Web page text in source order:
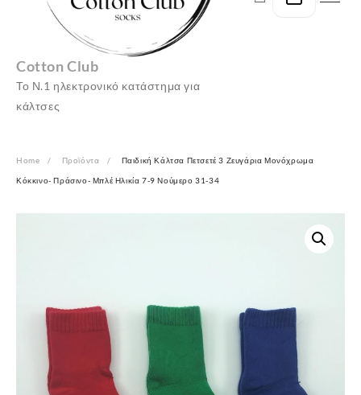
Cotton Club
Το Ν.1 ηλεκτρονικό κατάστημα για
κάλτσες
Home Προϊόντα Παιδική Κάλτσα Πετσετέ 3 Ζευγάρια Μονόχρωμα
Κόκκινο- Πράσινο- Μπλέ Ηλικία 7-9 Νούμερο 31-34